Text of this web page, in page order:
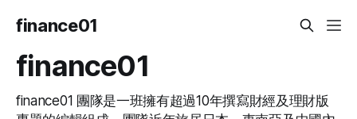
finance01
finance01
finance01 團隊是一班擁有超過10年撰寫財經及理財版